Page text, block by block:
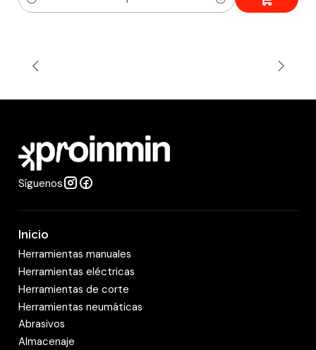
C
d
Síguenos
Inicio
Herramientas manuales
Herramientas eléctricas
Herramientas de corte
Herramientas neumáticas
Abrasivos
Almacenaje